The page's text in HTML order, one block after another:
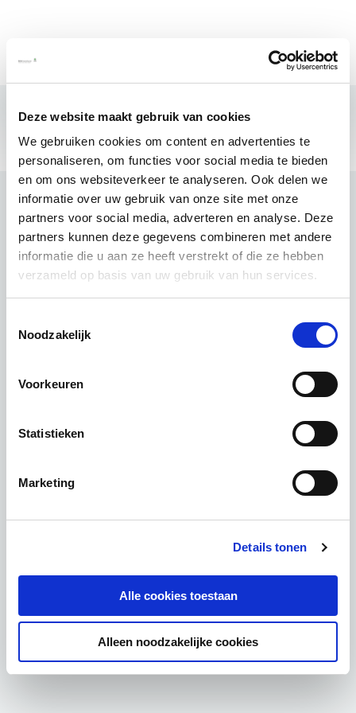
Deze website maakt gebruik van cookies
We gebruiken cookies om content en advertenties te
personaliseren, om functies voor social media te bieden
en om ons websiteverkeer te analyseren. Ook delen we
informatie over uw gebruik van onze site met onze
partners voor social media, adverteren en analyse. Deze
partners kunnen deze gegevens combineren met andere
informatie die u aan ze heeft verstrekt of die ze hebben
verzameld op basis van uw gebruik van hun services.
Noodzakelijk
Voorkeuren
Statistieken
Marketing
Details tonen
Alle cookies toestaan
Alleen noodzakelijke cookies